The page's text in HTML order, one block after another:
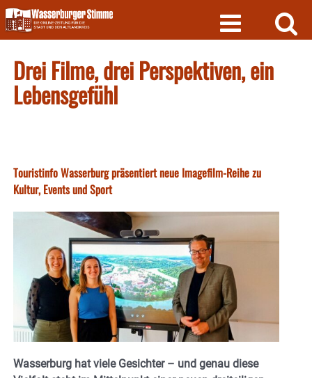
Skip
to
content
Drei Filme, drei Perspektiven, ein
Lebensgefühl
Touristinfo Wasserburg präsentiert neue Imagefilm-Reihe zu
Kultur, Events und Sport
Wasserburg hat viele Gesichter – und genau diese